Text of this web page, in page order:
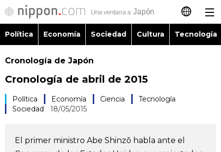
日本語
Français
Política
Política Economía Sociedad Cultura Tecnología
Cronología de Japón
Cronología de abril de 2015
Política Economía Ciencia
Tecnología
Sociedad
18/05/2015
El primer ministro Abe Shinzō habla ante el